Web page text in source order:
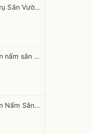
(N26) Đèn Trụ Sân Vườn Năng Lượng Mặt Trời Hiện Đại Cho Sân Vườn Biệt Thự
(NNL03) Đèn nấm sân vườn năng lượng mặt trời
(NNL05) Đèn Nấm Sân Vườn Hiện Đại Năng Lượng Mặt Trời